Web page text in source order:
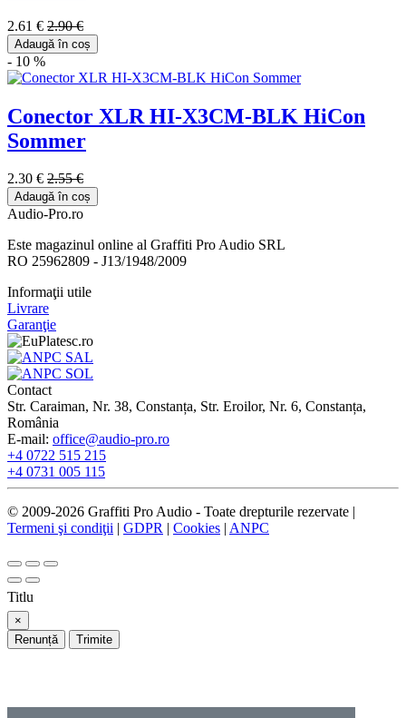
2.61 € 2.90 €
Adaugă în coș
- 10 %
Conector XLR HI-X3CM-BLK HiCon
Sommer
2.30 € 2.55 €
Adaugă în coș
Audio-Pro.ro
Este magazinul online al Graffiti Pro Audio SRL
RO 25962809 - J13/1948/2009
Informaţii utile
Livrare
Garanţie
Contact
Str. Caraiman, Nr. 38, Constanța, Str. Eroilor, Nr. 6, Constanța,
România
E-mail: office@audio-pro.ro
+4 0722 515 215
+4 0731 005 115
© 2009-2026 Graffiti Pro Audio - Toate drepturile rezervate |
Termeni şi condiţii | GDPR | Cookies | ANPC
Titlu
×
Renunță